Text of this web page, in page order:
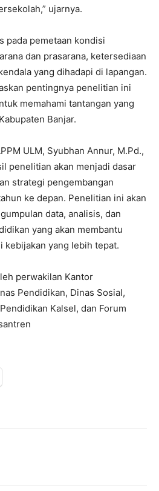
ujarnya.
pada pemetaan kondisi
dan prasarana, ketersediaan
yang dihadapi di lapangan.
pentingnya penelitian ini
memahami tantangan yang
Banjar.
ULM, Syubhan Annur, M.Pd.,
penelitian akan menjadi dasar
strategi pengembangan
ke depan. Penelitian ini akan
data, analisis, dan
yang akan membantu
kebijakan yang lebih tepat.
perwakilan Kantor
Pendidikan, Dinas Sosial,
Kalsel, dan Forum